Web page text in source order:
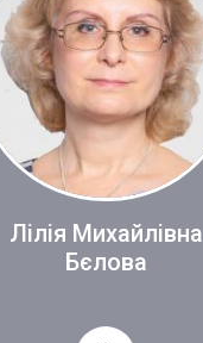
Лілія Михайлівна
Бєлова